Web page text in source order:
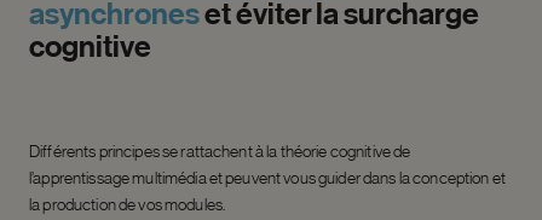
asynchronesetéviterlasurcharge
cognitive
Différents principes se rattachent à la théorie cognitive de
l’apprentissage multimédia et peuvent vous guider dans la conception et
la production de vos modules.